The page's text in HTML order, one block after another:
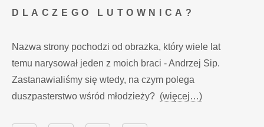
DLACZEGO LUTOWNICA?
Nazwa strony pochodzi od obrazka, który wiele lat
temu narysował jeden z moich braci - Andrzej Sip.
Zastanawialiśmy się wtedy, na czym polega
duszpasterstwo wśród młodzieży? (więcej…)